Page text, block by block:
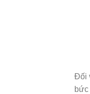
Đối
bức